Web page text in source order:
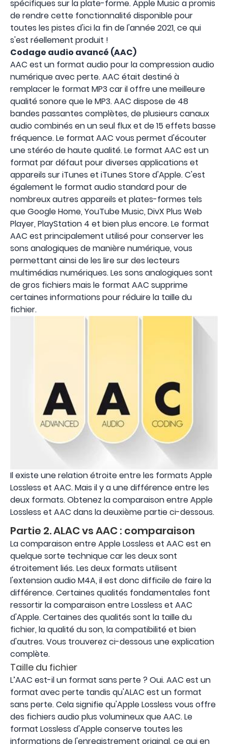
spécifiques sur la plate-forme. Apple Music a promis
de rendre cette fonctionnalité disponible pour
toutes les pistes d'ici la fin de l'année 2021, ce qui
s'est réellement produit !
Codage audio avancé (AAC)
AAC est un format audio pour la compression audio
numérique avec perte. AAC était destiné à
remplacer le format MP3 car il offre une meilleure
qualité sonore que le MP3. AAC dispose de 48
bandes passantes complètes, de plusieurs canaux
audio combinés en un seul flux et de 15 effets basse
fréquence. Le format AAC vous permet d'écouter
une stéréo de haute qualité. Le format AAC est un
format par défaut pour diverses applications et
appareils sur iTunes et iTunes Store d'Apple. C'est
également le format audio standard pour de
nombreux autres appareils et plates-formes tels
que Google Home, YouTube Music, DivX Plus Web
Player, PlayStation 4 et bien plus encore. Le format
AAC est principalement utilisé pour conserver les
sons analogiques de manière numérique, vous
permettant ainsi de les lire sur des lecteurs
multimédias numériques. Les sons analogiques sont
de gros fichiers mais le format AAC supprime
certaines informations pour réduire la taille du
fichier.
Il existe une relation étroite entre les formats Apple
Lossless et AAC. Mais il y a une différence entre les
deux formats. Obtenez la comparaison entre Apple
Lossless et AAC dans la deuxième partie ci-dessous.
Partie 2. ALAC vs AAC : comparaison
La comparaison entre Apple Lossless et AAC est en
quelque sorte technique car les deux sont
étroitement liés. Les deux formats utilisent
l'extension audio M4A, il est donc difficile de faire la
différence. Certaines qualités fondamentales font
ressortir la comparaison entre Lossless et AAC
d'Apple. Certaines des qualités sont la taille du
fichier, la qualité du son, la compatibilité et bien
d'autres. Vous trouverez ci-dessous une explication
complète.
Taille du fichier
L’AAC est-il un format sans perte ? Oui. AAC est un
format avec perte tandis qu'ALAC est un format
sans perte. Cela signifie qu'Apple Lossless vous offre
des fichiers audio plus volumineux que AAC. Le
format Lossless d'Apple conserve toutes les
informations de l'enregistrement original, ce qui en